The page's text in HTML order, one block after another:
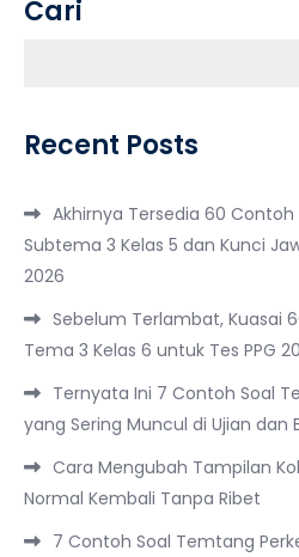
Cari
Recent Posts
Akhirnya Tersedia 60
Subtema 3 Kelas 5 dan Kunci
2026
Sebelum Terlambat, Kuasai
Tema 3 Kelas 6 untuk Tes PPG
Ternyata Ini 7 Contoh Soal
yang Sering Muncul di Ujian dan
Cara Mengubah Tampilan
Normal Kembali Tanpa Ribet
7 Contoh Soal Temtang